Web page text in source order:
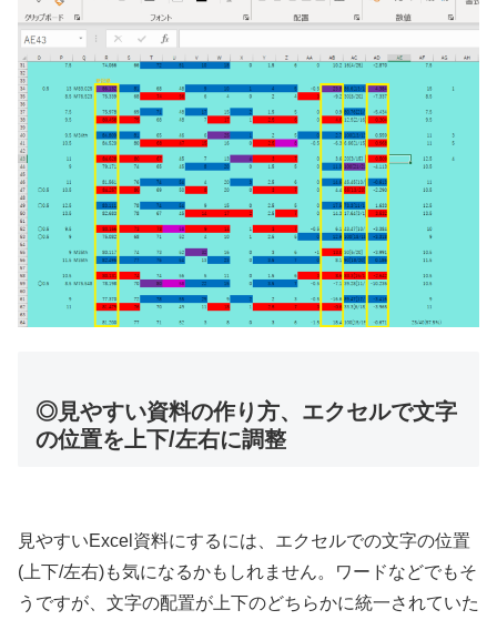
◎見やすい資料の作り方、エクセルで文字
の位置を上下/左右に調整
見やすいExcel資料にするには、エクセルでの文字の位置
(上下/左右)も気になるかもしれません。ワードなどでもそ
うですが、文字の配置が上下のどちらかに統一されていた